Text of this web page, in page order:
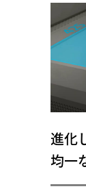
進化
均一